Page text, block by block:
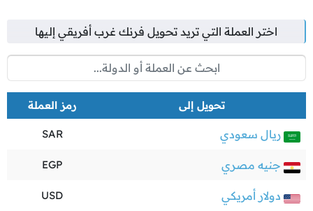
اختر العملة التي تريد تحويل فرنك غرب أفريقي إليها
تحويل إلى رمز العملة
ريال سعودي SAR
جنيه مصري EGP
دولار أمريكي USD